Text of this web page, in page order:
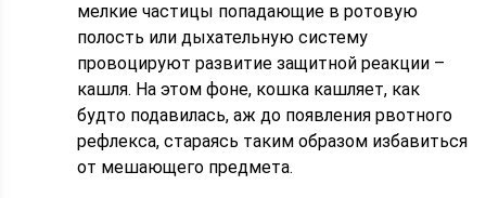
мелкие частицы попадающие в ротовую
полость или дыхательную систему
провоцируют развитие защитной реакции –
кашля. На этом фоне, кошка кашляет, как
будто подавилась, аж до появления рвотного
рефлекса, стараясь таким образом избавиться
от мешающего предмета.